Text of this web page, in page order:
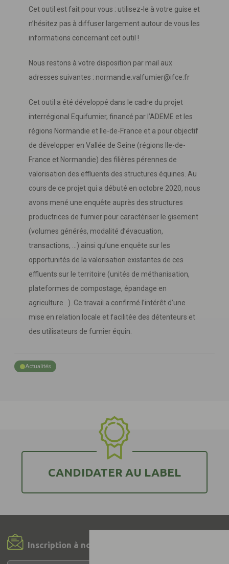
Cet outil est fait pour vous : utilisez-le à votre guise et
n’hésitez pas à diffuser largement autour de vous les
informations concernant cet outil !
Nous restons à votre disposition par mail aux
adresses suivantes : normandie.valfumier@ifce.fr
Cet outil a été développé dans le cadre du projet
interrégional Equifumier, financé par l’ADEME et les
régions Normandie et Ile-de-France et a pour objectif
de développer en Vallée de Seine (régions Ile-de-
France et Normandie) des filières pérennes de
valorisation des effluents des structures équines. Au
cours de ce projet qui a débuté en octobre 2020, nous
avons mené une enquête auprès des structures
productrices de fumier pour caractériser le gisement
(volumes générés, modalité d’évacuation,
transactions, …) ainsi qu’une enquête sur les
opportunités de la valorisation existantes de ces
effluents sur le territoire (unités de méthanisation,
plateformes de compostage, épandage en
agriculture…). Ce travail a confirmé l’intérêt d’une
mise en relation locale et facilitée des détenteurs et
des utilisateurs de fumier équin.
Actualités
CANDIDATER AU LABEL
Inscription à notre Newsletter !